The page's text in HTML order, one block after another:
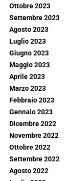
Ottobre 2023
Settembre 2023
Agosto 2023
Luglio 2023
Giugno 2023
Maggio 2023
Aprile 2023
Marzo 2023
Febbraio 2023
Gennaio 2023
Dicembre 2022
Novembre 2022
Ottobre 2022
Settembre 2022
Agosto 2022